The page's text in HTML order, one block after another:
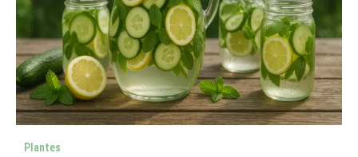
Plantes